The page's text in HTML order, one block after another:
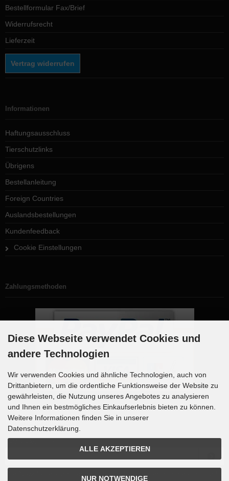
Bestellformular Fax/Brief
Widerrufsrecht
Lieferzeit
Vertrag widerrufen
Informationen
Haftungsausschluss
Tierschutzlinks
Übrigens
Bestellanleitung
Foreign Countries
Auslandsbestellungen
Kundenfeedback
Cookie Einstellungen
Zahlungsmethoden
Newsletter-Anmeldung
E-Mail-Adresse:
Diese Webseite verwendet Cookies und
andere Technologien
Wir verwenden Cookies und ähnliche Technologien, auch von
Drittanbietern, um die ordentliche Funktionsweise der Website zu
gewährleisten, die Nutzung unseres Angebotes zu analysieren
und Ihnen ein bestmögliches Einkaufserlebnis bieten zu können.
Weitere Informationen finden Sie in unserer
Datenschutzerklärung.
ALLE AKZEPTIEREN
NUR NOTWENDIGE